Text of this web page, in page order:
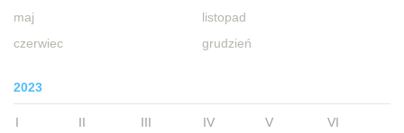
maj
czerwiec
listopad
grudzień
2023
I II III IV V
VI